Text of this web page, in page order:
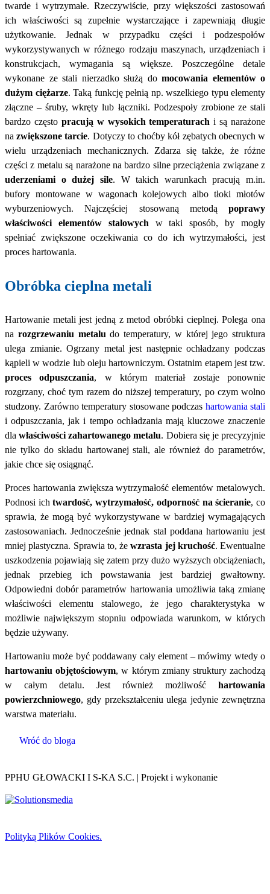
twarde i wytrzymałe. Rzeczywiście, przy większości zastosowań
ich właściwości są zupełnie wystarczające i zapewniają długie
użytkowanie. Jednak w przypadku części i podzespołów
wykorzystywanych w różnego rodzaju maszynach, urządzeniach i
konstrukcjach, wymagania są większe. Poszczególne detale
wykonane ze stali nierzadko służą do mocowania elementów o
dużym ciężarze. Taką funkcję pełnią np. wszelkiego typu elementy
złączne – śruby, wkręty lub łączniki. Podzespoły zrobione ze stali
bardzo często pracują w wysokich temperaturach i są narażone
nazwiększone tarcie. Dotyczy to choćby kół zębatych obecnych w
wielu urządzeniach mechanicznych. Zdarza się także, że różne
części z metalu są narażone na bardzo silne przeciążenia związane z
uderzeniami o dużej sile. W takich warunkach pracują m.in.
bufory montowane w wagonach kolejowych albo tłoki młotów
wyburzeniowych. Najczęściej stosowaną metodą poprawy
właściwości elementów stalowych w taki sposób, by mogły
spełniać zwiększone oczekiwania co do ich wytrzymałości, jest
proces hartowania.
Obróbka cieplna metali
Hartowanie metali jest jedną z metod obróbki cieplnej. Polega ona
na rozgrzewaniu metalu do temperatury, w której jego struktura
ulega zmianie. Ogrzany metal jest następnie ochładzany podczas
kąpieli w wodzie lub oleju hartowniczym. Ostatnim etapem jest tzw.
proces odpuszczania, w którym materiał zostaje ponownie
rozgrzany, choć tym razem do niższej temperatury, po czym wolno
studzony. Zarówno temperatury stosowane podczas hartowania stali
i odpuszczania, jak i tempo ochładzania mają kluczowe znaczenie
dlawłaściwości zahartowanego metalu. Dobiera się je precyzyjnie
nie tylko do składu hartowanej stali, ale również do parametrów,
jakie chce się osiągnąć.
Proces hartowania zwiększa wytrzymałość elementów metalowych.
Podnosi ichtwardość, wytrzymałość, odporność na ścieranie, co
sprawia, że mogą być wykorzystywane w bardziej wymagających
zastosowaniach. Jednocześnie jednak stal poddana hartowaniu jest
mniej plastyczna. Sprawia to, żewzrasta jej kruchość. Ewentualne
uszkodzenia pojawiają się zatem przy dużo wyższych obciążeniach,
jednak przebieg ich powstawania jest bardziej gwałtowny.
Odpowiedni dobór parametrów hartowania umożliwia taką zmianę
właściwości elementu stalowego, że jego charakterystyka w
możliwie największym stopniu odpowiada warunkom, w których
będzie używany.
Hartowaniu może być poddawany cały element – mówimy wtedy o
hartowaniu objętościowym, w którym zmiany struktury zachodzą
w całym detalu. Jest również możliwość hartowania
powierzchniowego, gdy przekształceniu ulega jedynie zewnętrzna
warstwa materiału.
Wróć do bloga
PPHU GŁOWACKI I S-KA S.C. | Projekt i wykonanie
Polityką Plików Cookies.